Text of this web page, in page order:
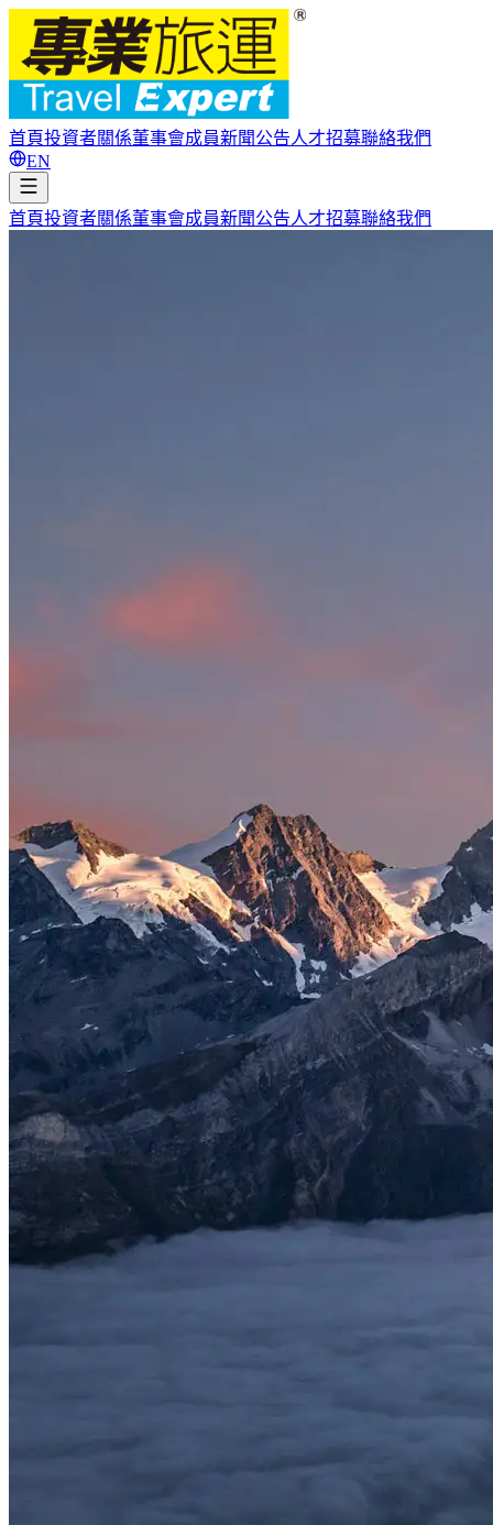
首頁投資者關係董事會成員新聞公告人才招募聯絡我們
EN
首頁投資者關係董事會成員新聞公告人才招募聯絡我們